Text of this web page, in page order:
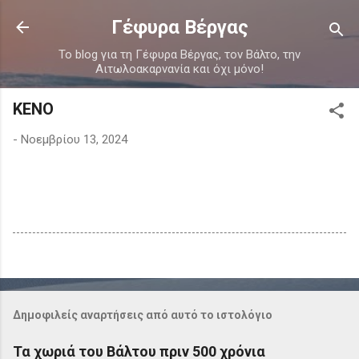
Μετάβαση στο κύριο περιεχόμενο
Γέφυρα Βέργας
Το blog για τη Γέφυρα Βέργας, τον Βάλτο, την
Αιτωλοακαρνανία και όχι μόνο!
ΚΕΝΟ
- Νοεμβρίου 13, 2024
Δημοφιλείς αναρτήσεις από αυτό το ιστολόγιο
Τα χωριά του Βάλτου πριν 500 χρόνια